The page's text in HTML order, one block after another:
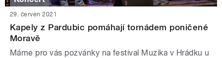
29. červen 2021
Kapely z Pardubic pomáhají tornádem poničené
Moravě
Máme pro vás pozvánky na festival Muzika v Hrádku u